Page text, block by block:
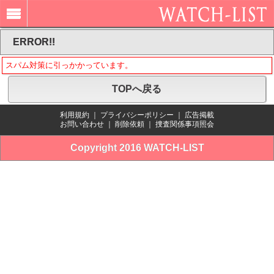
ERROR!!
スパム対策に引っかかっています。
TOPへ戻る
利用規約 プライバシーポリシー
広告掲載
お問い合わせ
削除依頼 捜査関係事項照会
Copyright 2016 WATCH-LIST